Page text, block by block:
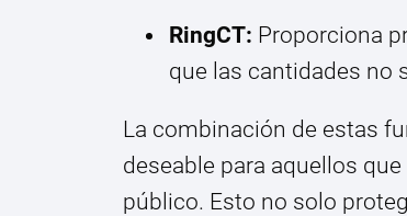
RingCT: Proporciona
que las cantidades no
La combinación de estas
deseable para aquellos
público. Esto no solo